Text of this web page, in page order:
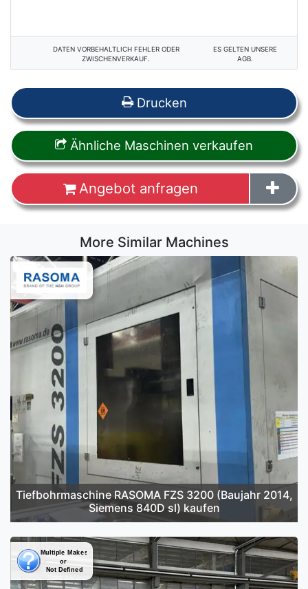
DATEN VORBEHALTLICH FEHLER ODER
ZWISCHENVERKAUF.
ES GELTEN UNSERE
AGB.
Drucken
Ähnliche Maschinen verkaufen
Angebot anfragen
More Similar Machines
Tiefbohrmaschine RASOMA FZS 3200 (Baujahr 2014,
Siemens 840D sl) kaufen